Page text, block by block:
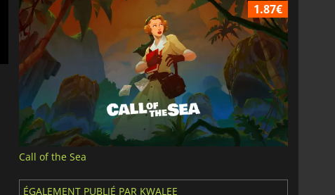
1.87€
Call of the Sea
ÉGALEMENT PUBLIÉ PAR KWALEE